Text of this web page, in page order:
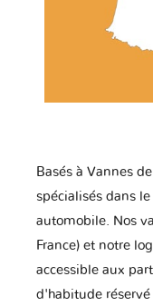
Basés à Vannes
spécialisés dans
automobile. Nos
France) et notre
accessible aux
d'habitude